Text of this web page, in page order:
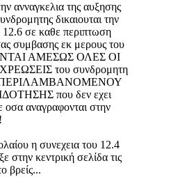
ανναγκελια της αυξησης
δικαιουται την
σε καθε περιπτωση
συμβασης εκ μερους του
ΑΜΕΣΩΣ ΟΛΕΣ ΟΙ
του συνδρομητη
που δεν εχει
αναγραφονται στην
η συνεχεια του 12.4
στην κεντρική σελίδα τις
βρείς...